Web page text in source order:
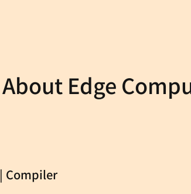
Edge
Compiler